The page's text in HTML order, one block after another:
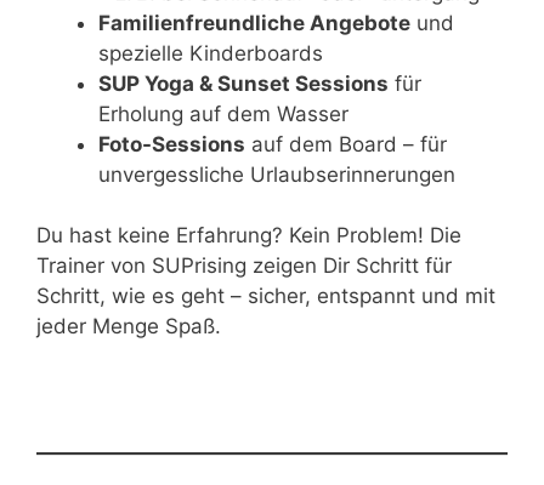
Familienfreundliche Angebote und
spezielle Kinderboards
SUP Yoga & Sunset Sessions für
Erholung auf dem Wasser
Foto-Sessions auf dem Board – für
unvergessliche Urlaubserinnerungen
Du hast keine Erfahrung? Kein Problem! Die
Trainer von SUPrising zeigen Dir Schritt für
Schritt, wie es geht – sicher, entspannt und mit
jeder Menge Spaß.